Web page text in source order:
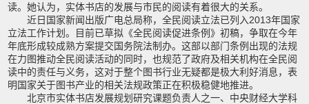
读。她认为，实体书店的发展与市民的阅读有着很大的关系。
近日国家新闻出版广电总局称，全民阅读立法已列入2013年国家
立法工作计划。目前已草拟《全民阅读促进条例》初稿，争取在今年
年底形成较成熟方案提交国务院法制办。这部以部门条例出现的法规
在力图推动全民阅读活动的同时，也规范了政府及相关机构在全民阅
读中的责任与义务，这对于整个图书行业无疑都是极大利好消息，表
明国家关于图书产业的相关法规政策正在积极稳健地推进。
北京市实体书店发展规划研究课题负责人之一、中央财经大学科